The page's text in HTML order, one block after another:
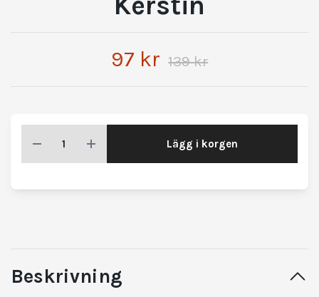
97 kr 139 kr
Lägg i korgen
Beskrivning